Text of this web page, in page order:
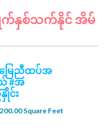
က်နှစ်သက်နိုင် အိမ်
မြေညီထပ်အ
#အ
င်း
Square Feet